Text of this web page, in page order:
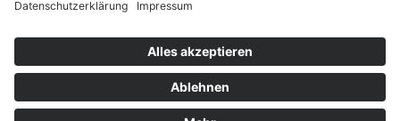
Impressum Datenschutzerklärung
Cookie-Einstellungen